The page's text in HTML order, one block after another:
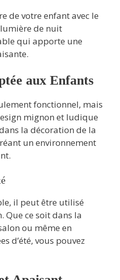
de votre enfant avec le
de nuit
qui apporte une
aux Enfants
fonctionnel, mais
mignon et ludique
la décoration de la
un environnement
il peut être utilisé
Que ce soit dans la
ou même en
d’été, vous pouvez